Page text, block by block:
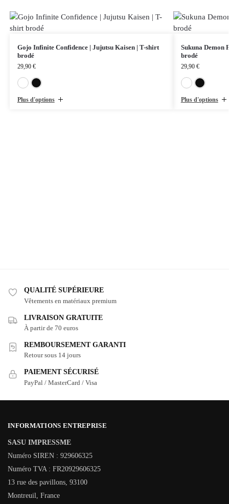
Gojo Infinite Confidence | Jujutsu Kaisen | T-shirt
brodé
29,90 €
Plus d'options
Sukuna Demon
brodé
29,90 €
Plus d'options
QUALITÉ SUPÉRIEURE
Vêtements en matériaux premium
LIVRAISON GRATUITE
À partir de 70 euros
REMBOURSEMENT GARANTI
Retour sous 14 jours
PAIEMENT SÉCURISÉ
PayPal / MasterCard / Visa
INFORMATIONS ENTREPRISE
SASU IMPRESSME
Numéro SIREN : 929606325
Numéro TVA : FR20929606325
13 rue des pavillons, 93100
Montreuil, France